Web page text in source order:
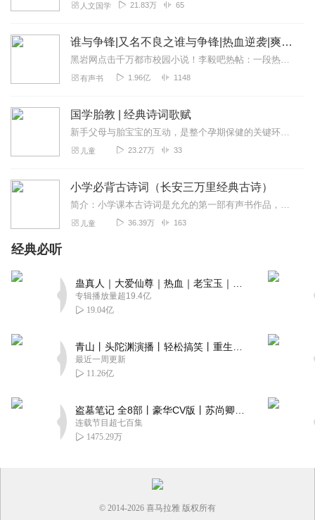
人文国学 21.83万 65
谁与争锋|又名不良之谁与争锋|热血逆袭|爽文爆笑|会员免费
黑岩网点击千万都市校园小说！李毅吧热帖：一段热血的青春故事，一个狂拽屌丝的逆袭传奇。热血都市主播探月倾情演绎【内容简介】两年前，她是丑逼，我是男神；...
有声书 1.96亿 1148
国学胎教 | 经典诗词歌赋
新手父母与胎宝宝的互动，是整个孕期保健的关键环节。父母经常与与胎宝宝对话，能促进其大脑发育，同时，对胎宝宝出生以后的语言及智力方面的良好发育也有重要作用。可是作...
儿童 23.27万 33
小学必背古诗词（长安三万里经典古诗）
简介：小学课本古诗词是允允的第一部有声书作品，以现在小学一至六年级课本里的古诗词按顺序排列朗诵上传，目前课本内的内容已全部完成，后续允允还会陆续更新他喜欢的诗词...
儿童 36.39万 163
经典必听
专辑播放量超19.4亿
19.04亿
最近一周更新
11.26亿
连载节目超七百集
1475.29万
© 2014-2026 喜马拉雅 版权所有